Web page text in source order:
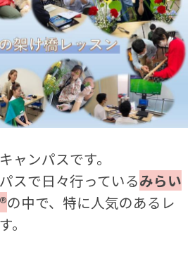
ャンパスです。
スで日々行っているみらい
の中で、特に人気のあるレ
。